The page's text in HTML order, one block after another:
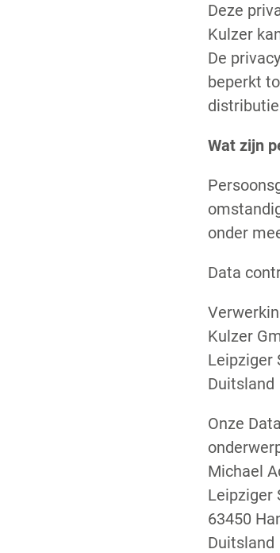
Deze
Kulzer
De
beperkt
Wat zijn
onder
Data
Kulzer
Leipziger
Duitsland
Onze
Michael
Leipziger
63450
Duitsland